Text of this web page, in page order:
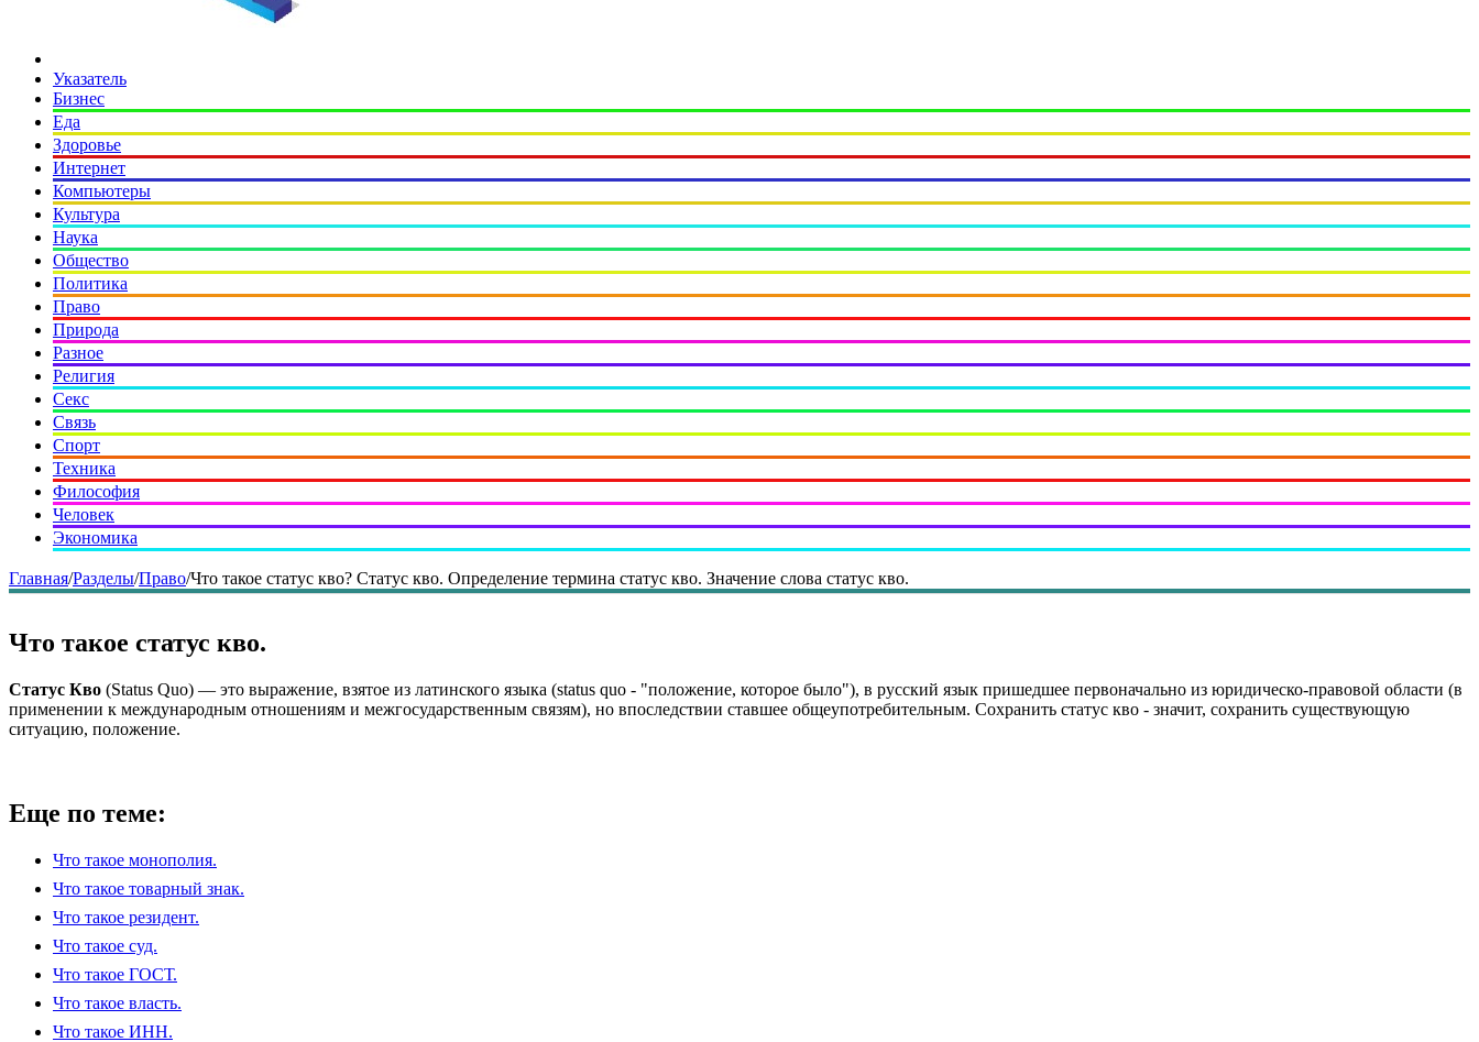
Указатель
Бизнес
Еда
Здоровье
Интернет
Компьютеры
Культура
Наука
Общество
Политика
Право
Природа
Разное
Религия
Секс
Связь
Спорт
Техника
Философия
Человек
Экономика
Главная/Разделы/Право/Что такое статус кво? Статус кво. Определение термина статус кво. Значение слова статус кво.
Что такое статус кво.
Статус Кво (Status Quo) — это выражение, взятое из латинского языка (status quo - "положение, которое было"), в русский язык пришедшее первоначально из юридическо-правовой области (в
применении к международным отношениям и межгосударственным связям), но впоследствии ставшее общеупотребительным. Сохранить статус кво - значит, сохранить существующую
ситуацию, положение.
Еще по теме:
Что такое монополия.
Что такое товарный знак.
Что такое резидент.
Что такое суд.
Что такое ГОСТ.
Что такое власть.
Что такое ИНН.